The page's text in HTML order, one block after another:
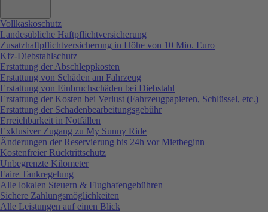
Vollkaskoschutz
Landesübliche Haftpflichtversicherung
Zusatzhaftpflichtversicherung in Höhe von 10 Mio. Euro
Kfz-Diebstahlschutz
Erstattung der Abschleppkosten
Erstattung von Schäden am Fahrzeug
Erstattung von Einbruchschäden bei Diebstahl
Erstattung der Kosten bei Verlust (Fahrzeugpapieren, Schlüssel, etc.)
Erstattung der Schadenbearbeitungsgebühr
Erreichbarkeit in Notfällen
Exklusiver Zugang zu My Sunny Ride
Änderungen der Reservierung bis 24h vor Mietbeginn
Kostenfreier Rücktrittschutz
Unbegrenzte Kilometer
Faire Tankregelung
Alle lokalen Steuern & Flughafengebühren
Sichere Zahlungsmöglichkeiten
Alle Leistungen auf einen Blick